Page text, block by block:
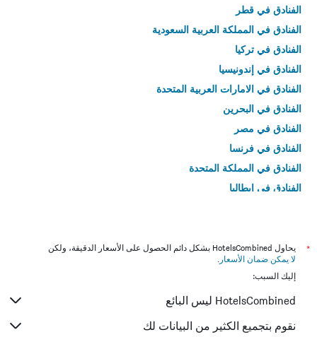
الفنادق في قطر
الفنادق في المملكة العربية السعودية
الفنادق في تركيا
الفنادق في إندونيسيا
الفنادق في الامارات العربية المتحدة
الفنادق في البحرين
الفنادق في مصر
الفنادق في فرنسا
الفنادق في المملكة المتحدة
الفنادق في إيطاليا
*
يحاول HotelsCombined بشكل دائم الحصول على الأسعار الدقيقة، ولكن
لا يمكن ضمان الأسعار .
إليك السبب:
HotelsCombined ليس البائع
نقوم بتجميع الكثير من البيانات لك